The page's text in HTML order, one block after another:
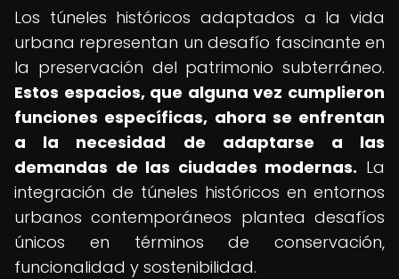
Los túneles históricos adaptados a la vida
urbana representan un desafío fascinante en
la preservación del patrimonio subterráneo.
Estos espacios, que alguna vez cumplieron
funciones específicas, ahora se enfrentan
a la necesidad de adaptarse a las
demandas de las ciudades modernas. La
integración de túneles históricos en entornos
urbanos contemporáneos plantea desafíos
únicos en términos de conservación,
funcionalidad y sostenibilidad.